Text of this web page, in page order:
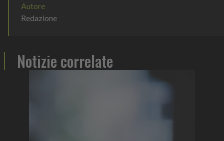
Autore
Redazione
Notizie correlate